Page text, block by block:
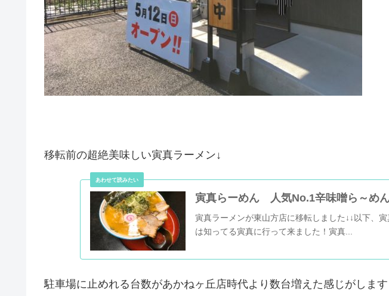
移転前の超絶美味しい寅真ラーメン↓
寅真らーめん 人気No.1辛味噌ら～めん
寅真ラーメンが東山方店に移転しました↓↓以下、
は知ってる寅真に行って来ました！寅真...
駐車場に止めれる台数があかねヶ丘店時代より数台増えた感じがします